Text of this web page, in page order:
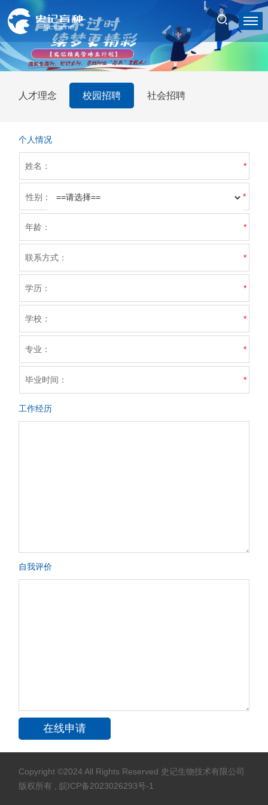
人才理念 校园招聘 社会招聘
个人情况
姓名： *
性别： *
年龄： *
联系方式： *
学历： *
学校： *
专业： *
毕业时间： *
工作经历
自我评价
Copyright ©2024 All Rights Reserved 史记生物技术有限公司
版权所有
,皖ICP备2023026293号-1